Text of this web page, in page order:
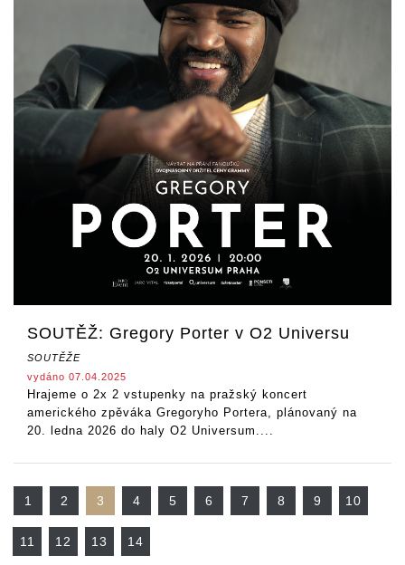
SOUTĚŽ: Gregory Porter v O2 Universu
SOUTĚŽE
vydáno 07.04.2025
Hrajeme o 2x 2 vstupenky na pražský koncert
amerického zpěváka Gregoryho Portera, plánovaný na
20. ledna 2026 do haly O2 Universum....
1 2 3 4 5 6 7 8 9 10
11 12 13 14